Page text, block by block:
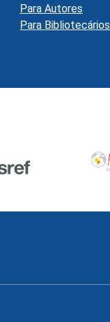
Para Autores
Para Bibliotecários